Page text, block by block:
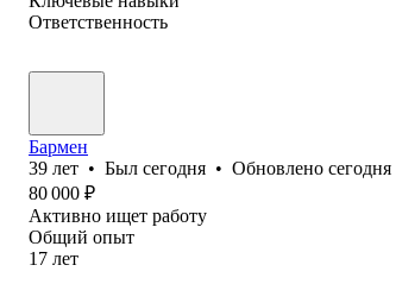
Ответственность
Бармен
39 лет • Был сегодня • Обновлено сегодня
80 000 ₽
Активно ищет работу
Общий опыт
17 лет